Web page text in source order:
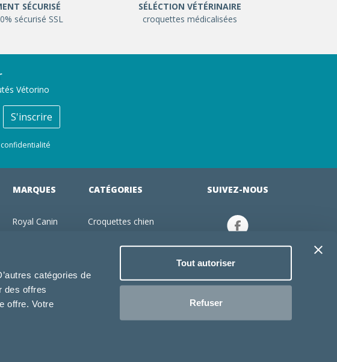
catégories de
des offres
offre. Votre
Tout autoriser
Refuser
SÉCURISÉ
sécurisé SSL
SÉLÉCTION VÉTÉRINAIRE
croquettes médicalisées
Vétorino
S'inscrire
MARQUES
Royal Canin
Specific
Dechra
Tonivet
CATÉGORIES
Croquettes chien
Jouets chien
Produits vétérinaire chien
Jouets chat
SUIVEZ-NOUS